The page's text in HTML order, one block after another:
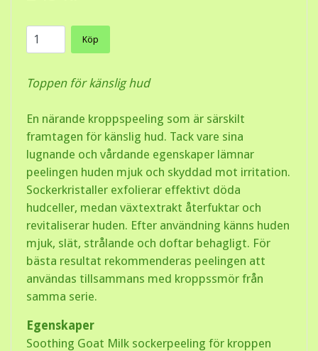
Köp
Toppen för känslig hud
En närande kroppspeeling som är särskilt
framtagen för känslig hud. Tack vare sina
lugnande och vårdande egenskaper lämnar
peelingen huden mjuk och skyddad mot irritation.
Sockerkristaller exfolierar effektivt döda
hudceller, medan växtextrakt återfuktar och
revitaliserar huden. Efter användning känns huden
mjuk, slät, strålande och doftar behagligt. För
bästa resultat rekommenderas peelingen att
användas tillsammans med kroppssmör från
samma serie.
Egenskaper
Soothing Goat Milk sockerpeeling för kroppen